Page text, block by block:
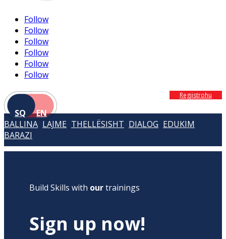
Follow
Follow
Follow
Follow
Follow
Follow
SQ EN
Regjistrohu
BALLINA LAJME THELLËSISHT DIALOG EDUKIM
BARAZI
Build Skills with ourtrainings
Sign up now!